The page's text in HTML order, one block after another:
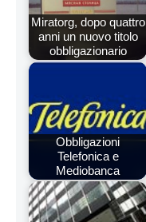
Miratorg, dopo quattro
anni un nuovo titolo
obbligazionario
Obbligazioni
Telefonica e
Mediobanca